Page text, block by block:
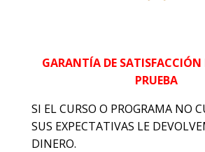
GARANTÍA DE SATISFACCIÓN
PRUEBA
SI EL CURSO O PROGRAMA NO
SUS EXPECTATIVAS LE
DINERO.